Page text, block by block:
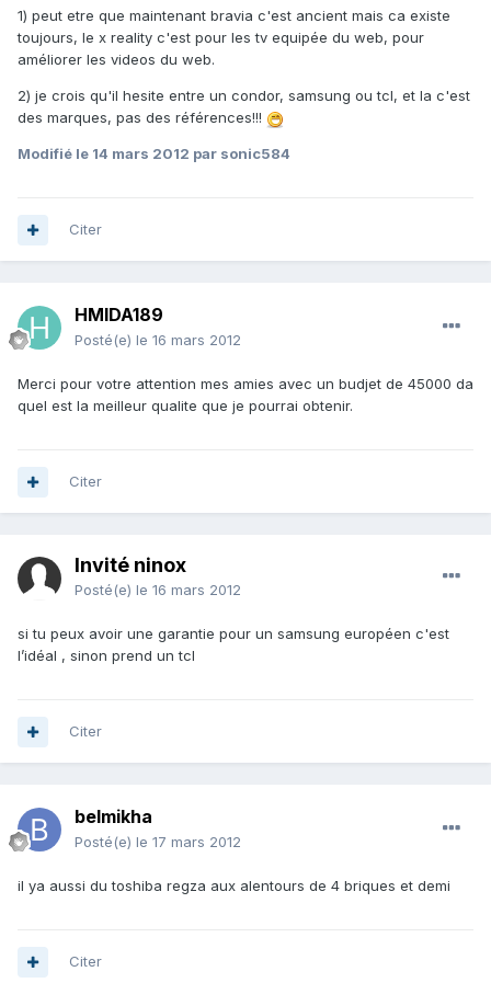
1) peut etre que maintenant bravia c'est ancient mais ca existe
toujours, le x reality c'est pour les tv equipée du web, pour
améliorer les videos du web.
2) je crois qu'il hesite entre un condor, samsung ou tcl, et la c'est
des marques, pas des références!!!
Modifié le 14 mars 2012 par sonic584
Citer
HMIDA189
Posté(e) le 16 mars 2012
Merci pour votre attention mes amies avec un budjet de 45000 da
quel est la meilleur qualite que je pourrai obtenir.
Citer
Invité ninox
Posté(e) le 16 mars 2012
si tu peux avoir une garantie pour un samsung européen c'est
l’idéal , sinon prend un tcl
Citer
belmikha
Posté(e) le 17 mars 2012
il ya aussi du toshiba regza aux alentours de 4 briques et demi
Citer